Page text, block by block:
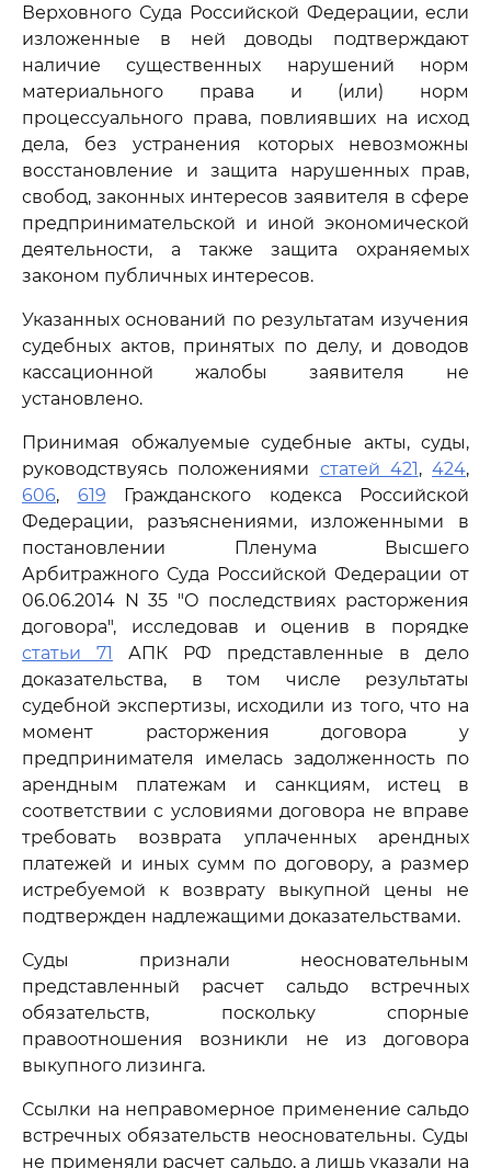
Верховного Суда Российской Федерации, если
изложенные в ней доводы подтверждают
наличие существенных нарушений норм
материального права и (или) норм
процессуального права, повлиявших на исход
дела, без устранения которых невозможны
восстановление и защита нарушенных прав,
свобод, законных интересов заявителя в сфере
предпринимательской и иной экономической
деятельности, а также защита охраняемых
законом публичных интересов.
Указанных оснований по результатам изучения
судебных актов, принятых по делу, и доводов
кассационной жалобы заявителя не
установлено.
Принимая обжалуемые судебные акты, суды,
руководствуясь положениями статей 421, 424,
606, 619 Гражданского кодекса Российской
Федерации, разъяснениями, изложенными в
постановлении Пленума Высшего
Арбитражного Суда Российской Федерации от
06.06.2014 N 35 "О последствиях расторжения
договора", исследовав и оценив в порядке
статьи 71
АПК РФ представленные в дело
доказательства, в том числе результаты
судебной экспертизы, исходили из того, что на
момент расторжения договора у
предпринимателя имелась задолженность по
арендным платежам и санкциям, истец в
соответствии с условиями договора не вправе
требовать возврата уплаченных арендных
платежей и иных сумм по договору, а размер
истребуемой к возврату выкупной цены не
подтвержден надлежащими доказательствами.
Суды признали неосновательным
представленный расчет сальдо встречных
обязательств, поскольку спорные
правоотношения возникли не из договора
выкупного лизинга.
Ссылки на неправомерное применение сальдо
встречных обязательств неосновательны. Суды
не применяли расчет сальдо, а лишь указали на